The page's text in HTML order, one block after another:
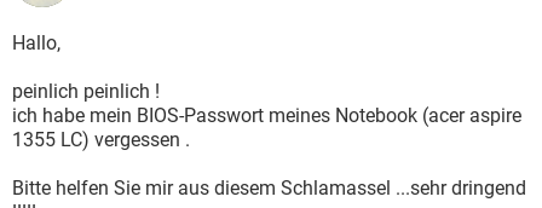
FACEBOOK
WHATSAPP
ANDROID
WINDOWS 10
WHATSAPP
FACEBOOK
SPIELE
WINDOWS 10 INSTAGRAM
WHATSAPP
FACEBOOK HARDWARE
Hallo,
peinlich peinlich !
ich habe mein BIOS-Passwort meines Notebook (acer aspire
1355 LC) vergessen .
Bitte helfen Sie mir aus diesem Schlamassel ...sehr dringend